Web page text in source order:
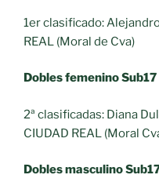
1er clasificado:
REAL (Moral de Cva)
Dobles femenino Sub17
2ª clasificadas: Diana
CIUDAD REAL (Moral
Dobles masculino